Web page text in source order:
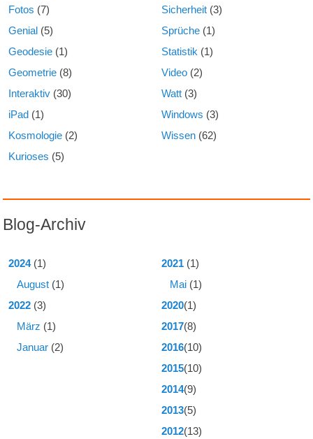
Fotos (7)
Genial(5)
Geodesie(1)
Geometrie(8)
Interaktiv(30)
iPad(1)
Kosmologie(2)
Kurioses (5)
Sicherheit (3)
Sprüche (1)
Statistik (1)
Video (2)
Watt (3)
Windows (3)
Wissen (62)
Blog-Archiv
2024(1)
August(1)
2022(3)
März (1)
Januar(2)
2021 (1)
Mai (1)
2020(1)
2017(8)
2016(10)
2015(10)
2014(9)
2013(5)
2012(13)